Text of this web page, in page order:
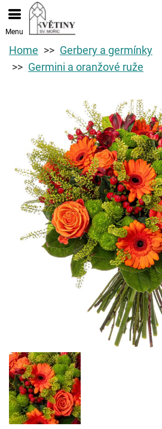
Menu
Home
Gerbery a germínky
Germini a oranžové ruže